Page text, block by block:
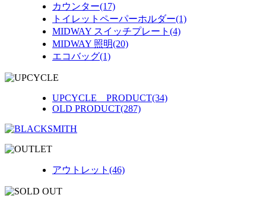
カウンター(17)
トイレットペーパーホルダー(1)
MIDWAY スイッチプレート(4)
MIDWAY 照明(20)
エコバッグ(1)
UPCYCLE PRODUCT(34)
OLD PRODUCT(287)
アウトレット(46)